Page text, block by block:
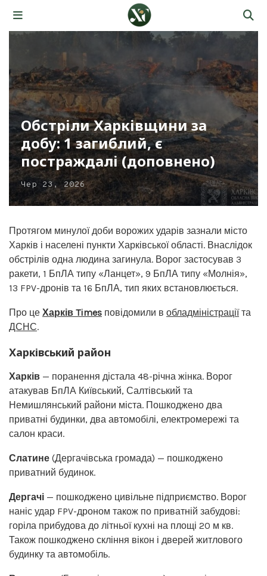
Обстріли Харківщини за
добу: 1 загиблий, є
постраждалі (доповнено)
Чер 23, 2026
Протягом минулої доби ворожих ударів зазнали місто
Харків і населені пункти Харківської області. Внаслідок
обстрілів одна людина загинула. Ворог застосував 3
ракети, 1 БпЛА типу «Ланцет», 9 БпЛА типу «Молнія»,
13 FPV-дронів та 16 БпЛА, тип яких встановлюється.
Про це Харків Times повідомили в обладміністраціїта
ДСНС.
Харківський район
Харків — поранення дістала 48-річна жінка. Ворог
атакував БпЛА Київський, Салтівський та
Немишлянський райони міста. Пошкоджено два
приватні будинки, два автомобілі, електромережі та
салон краси.
Слатине (Дергачівська громада) — пошкоджено
приватний будинок.
Дергачі — пошкоджено цивільне підприємство. Ворог
наніс удар FPV-дроном також по приватній забудові:
горіла прибудова до літньої кухні на площі 20 м кв.
Також пошкоджено скління вікон і дверей житлового
будинку та автомобіль.